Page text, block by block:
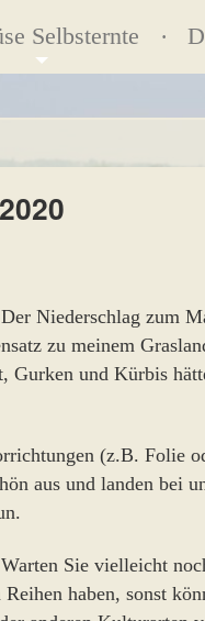
Selbsternte
Niederschlag zum
zu meinem
Gurken und Kürbis
(z.B. Folie
aus und landen bei
Sie vielleicht
haben, sonst